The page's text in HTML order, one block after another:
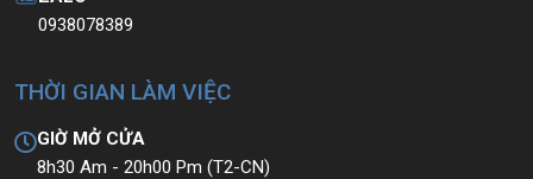
0938078389
THỜI GIAN LÀM VIỆC
GIỜ MỞ CỬA
8h30 Am - 20h00 Pm (T2-CN)